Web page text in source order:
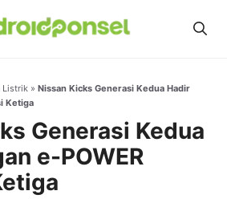
Listrik » Nissan Kicks Generasi Kedua Hadir
Ketiga
Generasi Kedua
e-POWER